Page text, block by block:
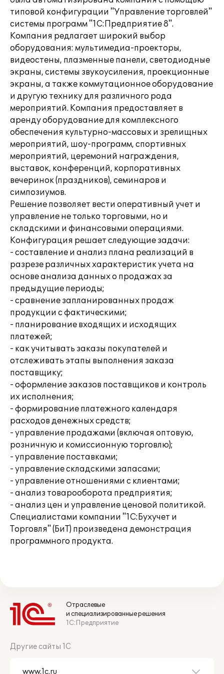
типовой конфигурации "Управление торговлей"
системы программ "1С:Предприятие 8".
Компания редлагает широкий выбор
оборудования: мультимедиа-проекторы,
видеостены, плазменные панели, светодиодные
экраны, системы звукоусиления, проекционные
экраны, а также коммутационное оборудование
и другую технику для различного рода
мероприятий. Компания предоставляет в
аренду оборудование для комплексного
обеспечения культурно-массовых и зрелищных
мероприятий, шоу-программ, спортивных
мероприятий, церемоний награждения,
выставок, конференций, корпоративных
вечеринок (праздников), семинаров и
симпозиумов.
Решение позволяет вести оперативный учет и
управление не только торговыми, но и
складскими и финансовыми операциями.
Конфигурация решает следующие задачи:
- составление и анализ плана реализаций в
разрезе различных характеристик учета на
основе анализа данных о продажах за
предыдущие периоды;
- сравнение запланированных продаж
продукции с фактическими;
- планирование входящих и исходящих
платежей;
- как учитывать заказы покупателей и
отслеживать этапы выполнения заказа
поставщику;
- оформление заказов поставщиков и контроль
их исполнения;
- формирование платежного календаря
расходов денежных средств;
- управление продажами (включая оптовую,
розничную и комиссионную торговлю);
- управление поставками;
- управление складскими запасами;
- управление отношениями с клиентами;
- анализ товарооборота предприятия;
- анализ цен и управление ценовой политикой.
Специалистами компании "1С:Бухучет и
Торговля" (БиТ) произведена демонстрация
программного продукта.
Отраслевые
и специализированные решения
1С:Предприятие
Другие сайты 1С